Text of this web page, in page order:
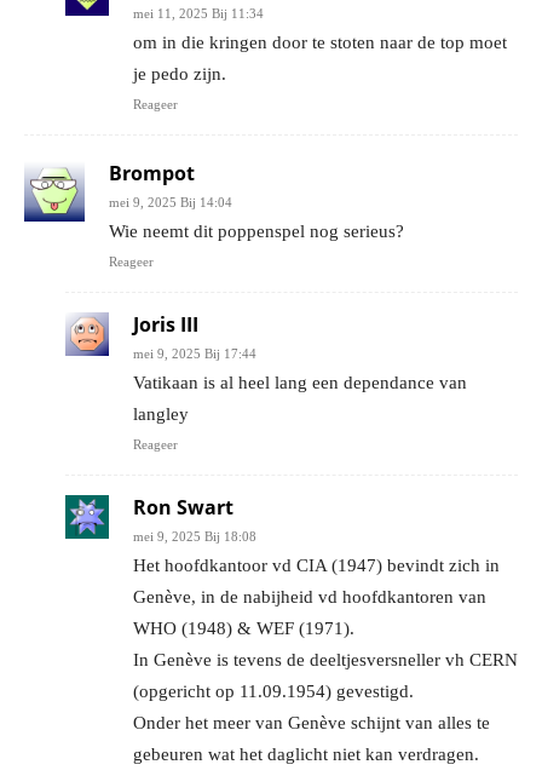
mei 11, 2025 Bij 11:34
om in die kringen door te stoten naar de top moet
je pedo zijn.
Reageer
Brompot
mei 9, 2025 Bij 14:04
Wie neemt dit poppenspel nog serieus?
Reageer
Joris III
mei 9, 2025 Bij 17:44
Vatikaan is al heel lang een dependance van
langley
Reageer
Ron Swart
mei 9, 2025 Bij 18:08
Het hoofdkantoor vd CIA (1947) bevindt zich in
Genève, in de nabijheid vd hoofdkantoren van
WHO (1948) & WEF (1971).
In Genève is tevens de deeltjesversneller vh CERN
(opgericht op 11.09.1954) gevestigd.
Onder het meer van Genève schijnt van alles te
gebeuren wat het daglicht niet kan verdragen.